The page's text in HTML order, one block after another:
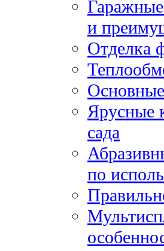
и
Отделка
Ярусные
сада
по